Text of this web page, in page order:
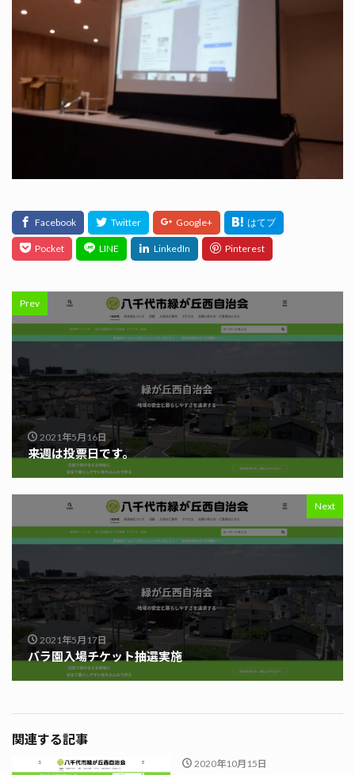
Prev
2021年5月16日
来週は投票日です。
Next
2021年5月17日
バラ園入場チケット抽選実施
関連する記事
2020年10月15日